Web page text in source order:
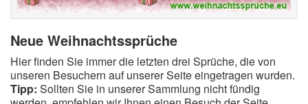
Neue Weihnachtssprüche
Hier finden Sie immer die letzten drei Sprüche, die von
unseren Besuchern auf unserer Seite eingetragen wurden.
Tipp: Sollten Sie in unserer Sammlung nicht fündig